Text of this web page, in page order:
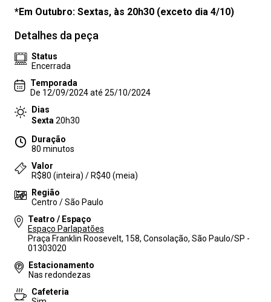
*Em Outubro: Sextas, às 20h30 (exceto dia 4/10)
Detalhes da peça
Status
Encerrada
Temporada
De 12/09/2024 até 25/10/2024
Dias
Sexta 20h30
Duração
80 minutos
Valor
R$80 (inteira) / R$40 (meia)
Região
Centro / São Paulo
Teatro / Espaço
Espaço Parlapatões
Praça Franklin Roosevelt, 158, Consolação, São Paulo/SP -
01303020
Estacionamento
Nas redondezas
Cafeteria